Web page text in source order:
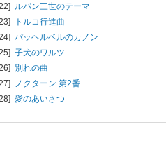
ルパン三世のテーマ
トルコ行進曲
パッヘルベルのカノン
子犬のワルツ
別れの曲
ノクターン 第2番
愛のあいさつ